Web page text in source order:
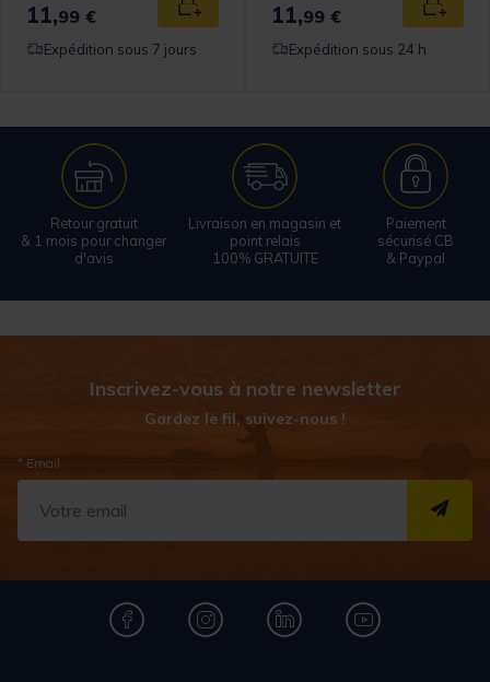
panier
11,99 € Ajouter au panier
Expédition sous 7 jours
11,99 €
Expédition sous 24 h
Retour gratuit
& 1 mois pour changer
d'avis
Livraison en magasin et
point relais
100% GRATUITE
Paiement
sécurisé CB
& Paypal
Inscrivez-vous à notre newsletter
Gardez le fil, suivez-nous !
* Email